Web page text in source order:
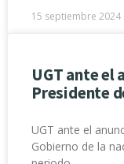
15 septiembre 2024
UGT ante el
Presidente
UGT ante el
Gobierno de la